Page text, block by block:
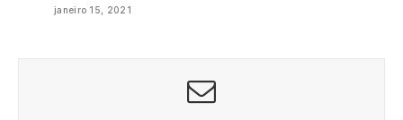
janeiro 15, 2021